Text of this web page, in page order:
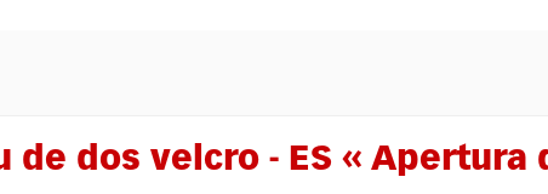
dos velcro - ES « Apertura